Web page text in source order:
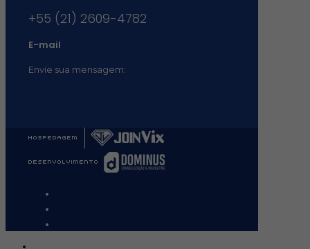
+55 (21) 2609-4782
E-mail
Envie sua mensagem: